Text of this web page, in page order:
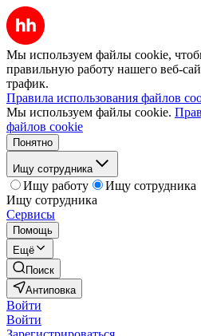
Мы используем файлы cookie,
правильную работу нашего веб-
трафик.
Правила использования файлов
Мы используем файлы cookie.
файлов cookie
Понятно
Ищу сотрудника
Ищу работу
Ищу сотрудника
Ищу сотрудника
Сервисы
Помощь
Ещё
Поиск
Антиповка
Войти
Войти